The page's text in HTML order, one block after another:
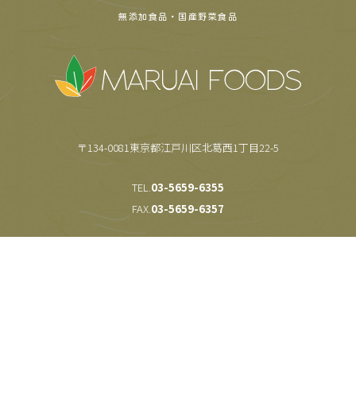
無添加食品・国産野菜食品
〒134-0081東京都江戸川区北葛西1丁目22-5
TEL.03-5659-6355
FAX.03-5659-6357